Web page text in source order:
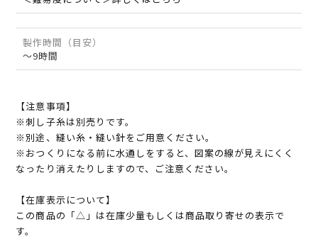
製作時間（目安）
～9時間
【注意事項】
※刺し子糸は別売りです。
※別途、縫い糸・縫い針をご用意ください。
※おつくりになる前に水通しをすると、図案の線が見えにくく
なったり消えたりしますので、ご注意ください。
【在庫表示について】
この商品の「△」は在庫少量もしくは商品取り寄せの表示で
す。